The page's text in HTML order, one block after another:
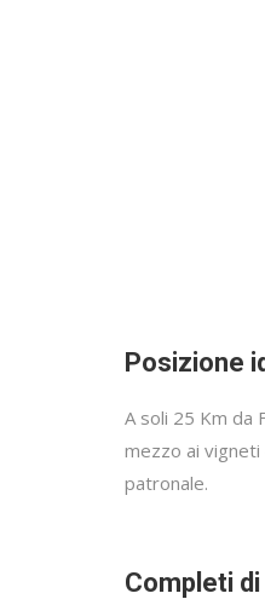
Posizione
A soli 25 Km da
mezzo ai vigneti
patronale.
Completi